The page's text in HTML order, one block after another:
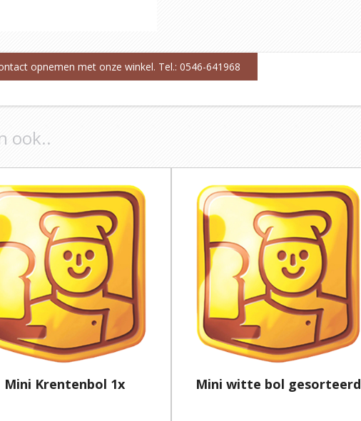
opnemen met onze winkel. Tel.: 0546-641968
ook..
Mini Krentenbol 1x Mini witte bol gesorteerd